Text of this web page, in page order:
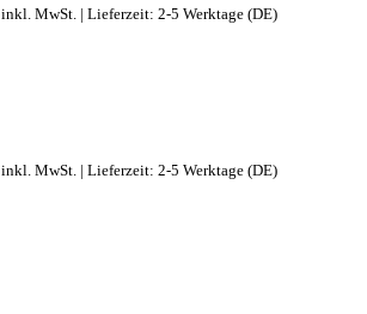
inkl. MwSt. | Lieferzeit: 2-5 Werktage (DE)
inkl. MwSt. | Lieferzeit: 2-5 Werktage (DE)